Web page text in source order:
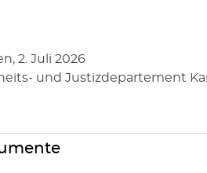
2. Juli 2026
und Justizdepartement